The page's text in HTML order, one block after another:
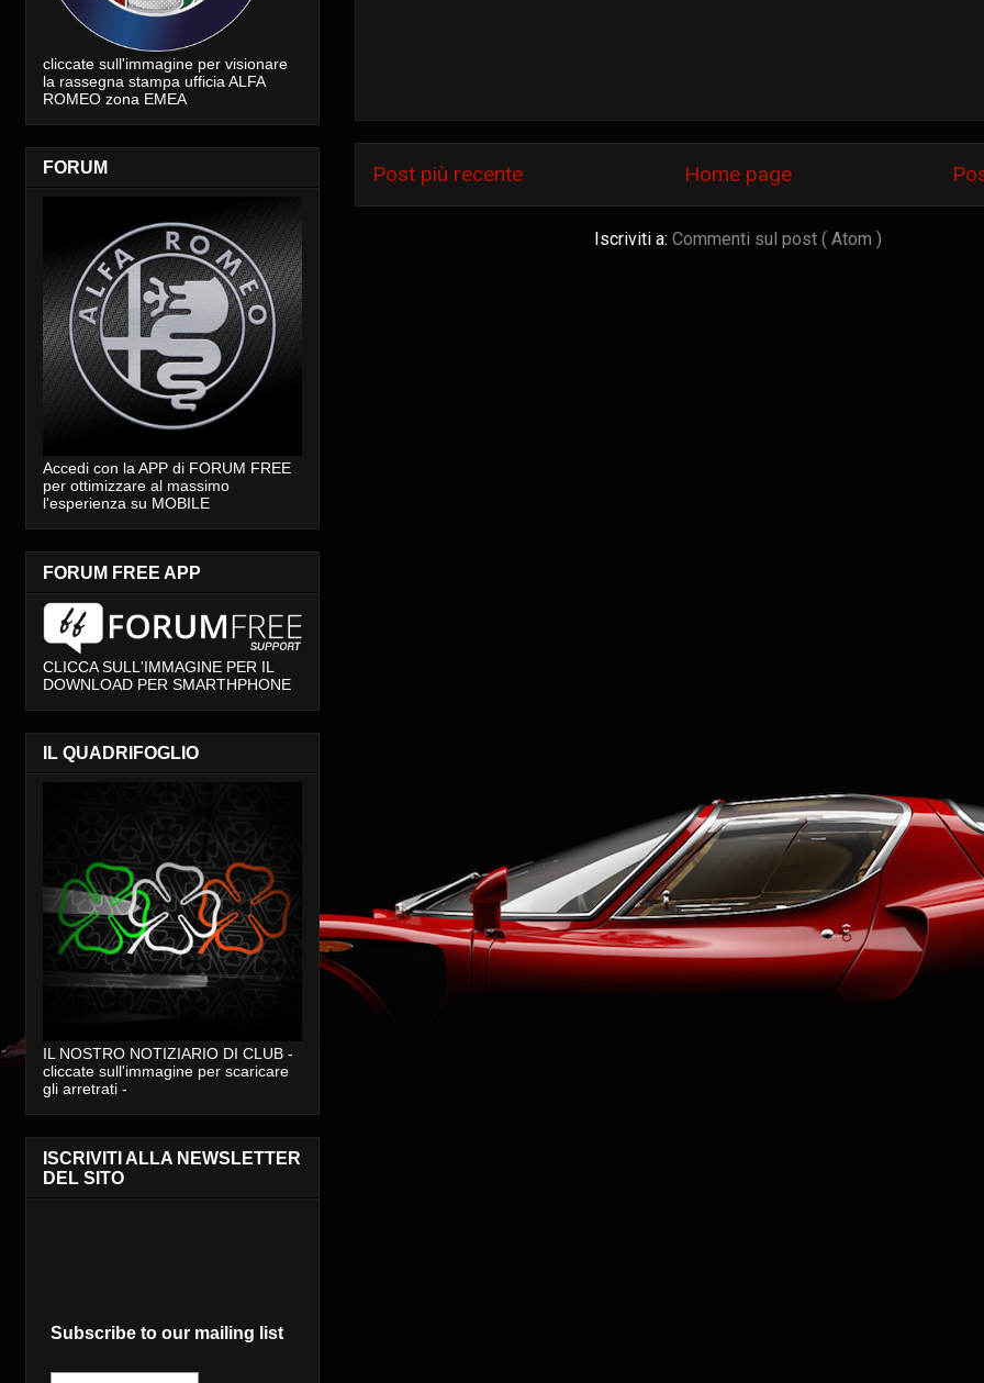
Post più recente Home page
Iscriviti a: Commenti sul post ( Atom )
cliccate sull'immagine per visionare
la rassegna stampa ufficia ALFA
ROMEO zona EMEA
FORUM
Accedi con la APP di FORUM FREE
per ottimizzare al massimo
l'esperienza su MOBILE
FORUM FREE APP
CLICCA SULL'IMMAGINE PER IL
DOWNLOAD PER SMARTHPHONE
IL QUADRIFOGLIO
IL NOSTRO NOTIZIARIO DI CLUB -
cliccate sull'immagine per scaricare
gli arretrati -
ISCRIVITI ALLA NEWSLETTER
DEL SITO
Subscribe to our mailing list